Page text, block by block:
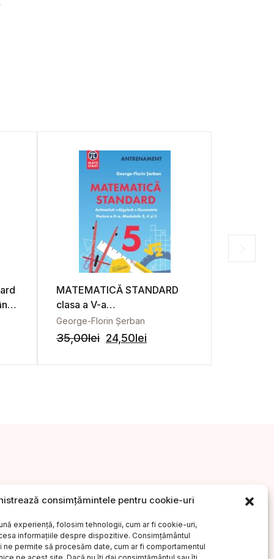
consimțămintele pentru cookie-uri
experiență, folosim tehnologii, cum ar fi cookie-uri,
informațiile despre dispozitive. Consimțământul
permite să procesăm date, cum ar fi comportamentul
MATEMATICĂ STANDARD
clasa a V-a
Aritmetică,algebră,
geometrie. Partea a II-a.
George-Florin Șerban
35,00lei 24,50lei
Uniunea Scriitorilor din România